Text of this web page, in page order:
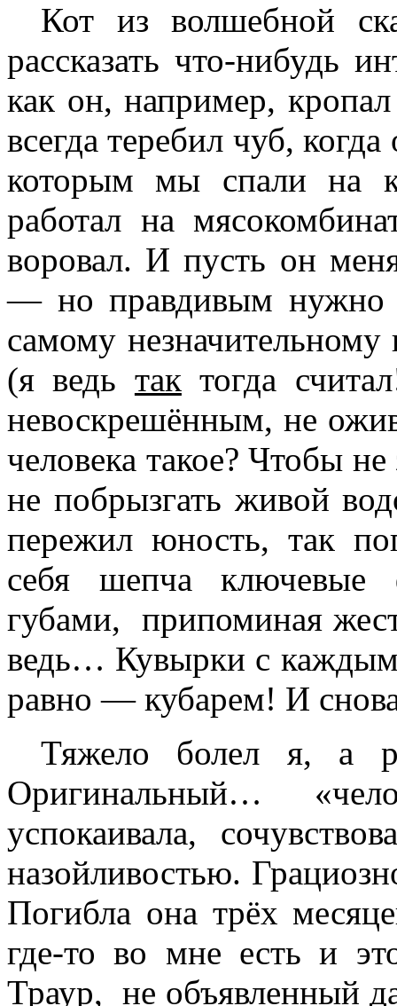
Кот из волшебной
рассказать что-нибудь
как он, например,
всегда теребил чуб,
которым мы спали на
работал на
воровал. И пусть он
— но правдивым нужно
самому
(я ведь так тогда
невоскрешённым, не
человека такое? Чтобы
не побрызгать живой
пережил юность, так
себя шепча ключевые
губами, припоминая
ведь… Кувырки с
равно — кубарем! И
Тяжело болел я, а
Оригинальный…
успокаивала,
назойливостью.
Погибла она трёх
где-то во мне есть и
Траур, не объявленный